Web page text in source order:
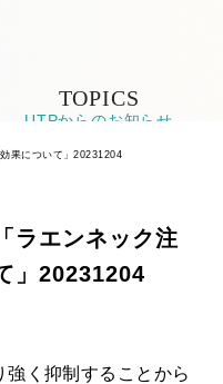
果について」20231204
TOPICS
UTPからのお知らせ
ラエンネック注
」20231204
強く抑制することから